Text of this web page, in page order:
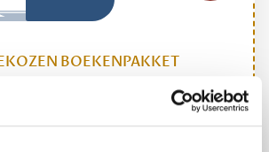
BOEKENPAKKET